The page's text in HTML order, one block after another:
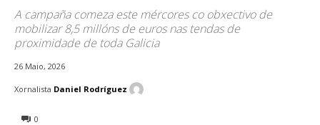
A campaña comeza este mércores co obxectivo de
mobilizar 8,5 millóns de euros nas tendas de
proximidade de toda Galicia
26 Maio, 2026
0
Xornalista Daniel Rodríguez